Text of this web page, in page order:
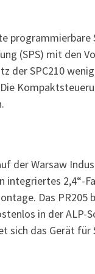
programmierbare
(SPS) mit den
der SPC210
der Warsaw
2,4“-
Das
in der ALP-
sich das Gerät